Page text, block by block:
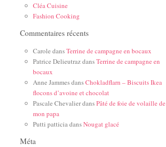
Cléa Cuisine
Fashion Cooking
Commentaires récents
Carole dansTerrine de campagne en bocaux
Patrice DelieutrazdansTerrine de campagne en
bocaux
Anne JammesdansChokladflarn – Biscuits Ikea
flocons d’avoine et chocolat
Pascale ChevalierdansPâté de foie de volaille de
mon papa
Putti patticiadansNougat glacé
Méta